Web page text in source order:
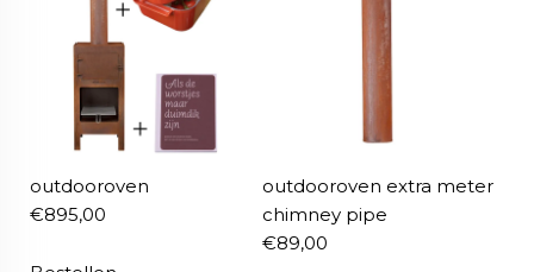
outdooroven
€895,00
outdooroven extra meter
chimney pipe
€89,00